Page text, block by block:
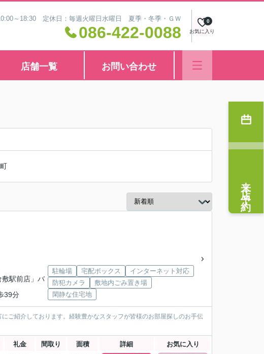
～18:30 定休日：毎週火曜日水曜日 夏季・冬季・ＧＷ
086-422-0088 お気に入り
0
店舗一覧 お問い合わせ
駅前店」バ
39分
駐輪場 宅配ボックス
インターネット対応
防犯カメラ
敷地内ごみ置き場
閑静な住宅地
ご紹介しております。経験豊かなスタッフが皆様のお部屋探しのお手伝
礼金 間取り 面積 詳細 お気に入り
来店予約